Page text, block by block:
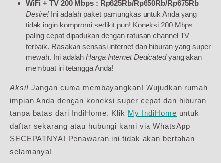
WiFi + TV 200 Mbps : Rp625Rb/Rp650Rb/Rp675Rb
Desire! Ini adalah paket pamungkas untuk Anda yang
tidak ingin kompromi sedikit pun! Koneksi 200 Mbps
paling cepat dipadukan dengan ratusan channel TV
terbaik. Rasakan sensasi internet dan hiburan yang super
mewah. Ini adalah Harga Internet Dedicatedyang akan
membuat iri tetangga Anda!
Aksi! Jangan cuma membayangkan! Wujudkan rumah
impian Anda dengan koneksi super cepat dan hiburan
tanpa batas dari IndiHome. Klik My IndiHome untuk
daftar sekarang atau hubungi kami via WhatsApp
SECEPATNYA! Penawaran ini tidak akan bertahan
selamanya!